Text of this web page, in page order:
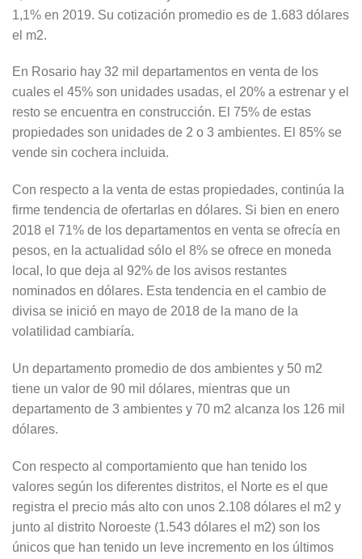
1,1% en 2019. Su cotización promedio es de 1.683 dólares
el m2.
En Rosario hay 32 mil departamentos en venta de los
cuales el 45% son unidades usadas, el 20% a estrenar y el
resto se encuentra en construcción. El 75% de estas
propiedades son unidades de 2 o 3 ambientes. El 85% se
vende sin cochera incluida.
Con respecto a la venta de estas propiedades, continúa la
firme tendencia de ofertarlas en dólares. Si bien en enero
2018 el 71% de los departamentos en venta se ofrecía en
pesos, en la actualidad sólo el 8% se ofrece en moneda
local, lo que deja al 92% de los avisos restantes
nominados en dólares. Esta tendencia en el cambio de
divisa se inició en mayo de 2018 de la mano de la
volatilidad cambiaría.
Un departamento promedio de dos ambientes y 50 m2
tiene un valor de 90 mil dólares, mientras que un
departamento de 3 ambientes y 70 m2 alcanza los 126 mil
dólares.
Con respecto al comportamiento que han tenido los
valores según los diferentes distritos, el Norte es el que
registra el precio más alto con unos 2.108 dólares el m2 y
junto al distrito Noroeste (1.543 dólares el m2) son los
únicos que han tenido un leve incremento en los últimos